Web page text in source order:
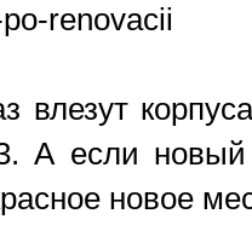
renovacii
влезут
А если
новое